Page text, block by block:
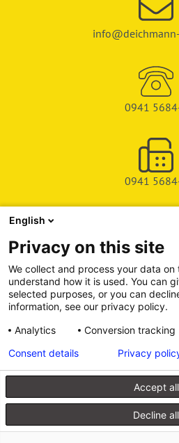
0941
0941
SHOP
SERVICE & SUPPORT
DEICHMAN-FUCHS VERLAG
Alle Preise inkl. gesetzl.
nicht anders
© 2026 Walhalla u. Praetoria
English
Privacy on this site
We collect and process your data
understand how it is used. You can
selected purposes, or you can
information, see our privacy policy.
Analytics
Conversion tracking
Accept all
Decline all
Consent details Privacy